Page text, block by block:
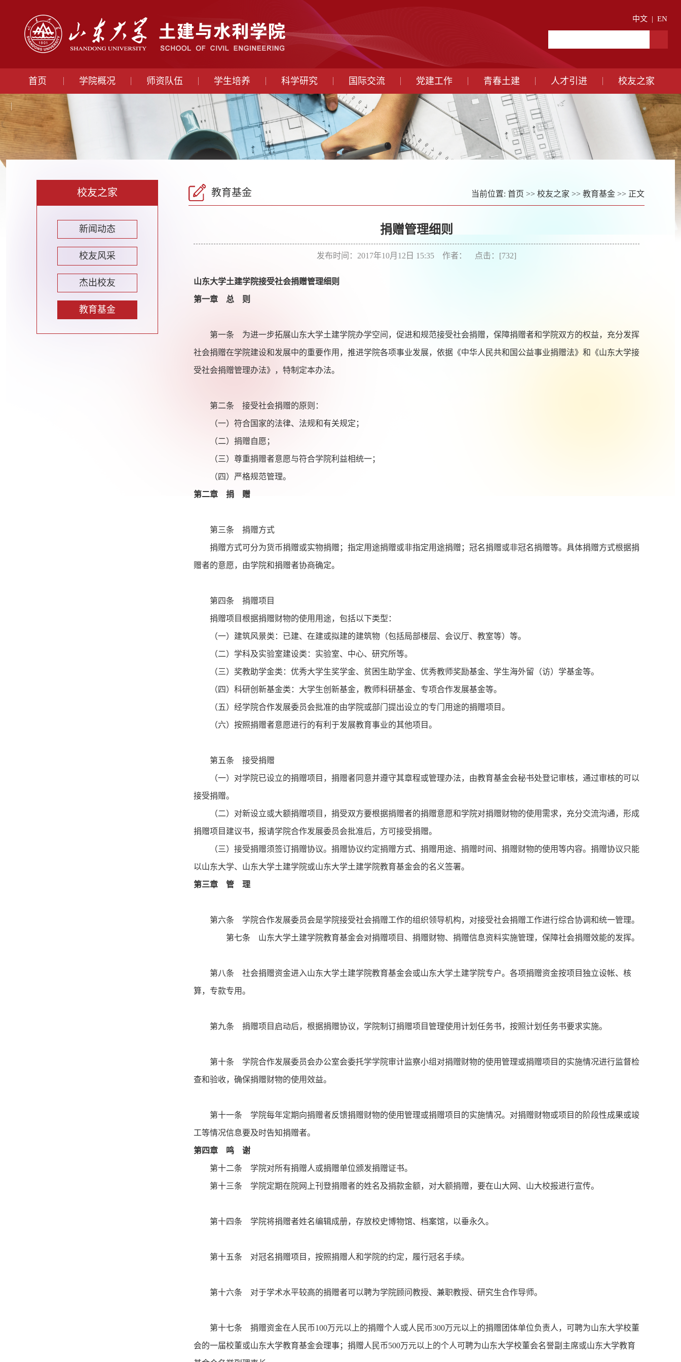
中文 | EN
首页 学院概况 师资队伍 学生培养 科学研究 国际交流 党建工作 青春土建 人才引进 校友之家
校友之家
新闻动态
校友风采
杰出校友
教育基金
教育基金 当前位置: 首页 >> 校友之家 >> 教育基金 >> 正文
捐赠管理细则
发布时间：2017年10月12日 15:35 作者： 点击：[732]
山东大学土建学院接受社会捐赠管理细则
第一章 总 则
第一条 为进一步拓展山东大学土建学院办学空间，促进和规范接受社会捐赠，保障捐赠者和学院双方的权益，充分发挥
社会捐赠在学院建设和发展中的重要作用，推进学院各项事业发展，依据《中华人民共和国公益事业捐赠法》和《山东大学接
受社会捐赠管理办法》，特制定本办法。
第二条 接受社会捐赠的原则：
（一）符合国家的法律、法规和有关规定；
（二）捐赠自愿；
（三）尊重捐赠者意愿与符合学院利益相统一；
（四）严格规范管理。
第二章 捐 赠
第三条 捐赠方式
捐赠方式可分为货币捐赠或实物捐赠；指定用途捐赠或非指定用途捐赠；冠名捐赠或非冠名捐赠等。具体捐赠方式根据捐
赠者的意愿，由学院和捐赠者协商确定。
第四条 捐赠项目
捐赠项目根据捐赠财物的使用用途，包括以下类型：
（一）建筑风景类：已建、在建或拟建的建筑物（包括局部楼层、会议厅、教室等）等。
（二）学科及实验室建设类：实验室、中心、研究所等。
（三）奖教助学金类：优秀大学生奖学金、贫困生助学金、优秀教师奖励基金、学生海外留（访）学基金等。
（四）科研创新基金类：大学生创新基金，教师科研基金、专项合作发展基金等。
（五）经学院合作发展委员会批准的由学院或部门提出设立的专门用途的捐赠项目。
（六）按照捐赠者意愿进行的有利于发展教育事业的其他项目。
第五条 接受捐赠
（一）对学院已设立的捐赠项目，捐赠者同意并遵守其章程或管理办法，由教育基金会秘书处登记审核，通过审核的可以
接受捐赠。
（二）对新设立或大额捐赠项目，捐受双方要根据捐赠者的捐赠意愿和学院对捐赠财物的使用需求，充分交流沟通，形成
捐赠项目建议书，报请学院合作发展委员会批准后，方可接受捐赠。
（三）接受捐赠须签订捐赠协议。捐赠协议约定捐赠方式、捐赠用途、捐赠时间、捐赠财物的使用等内容。捐赠协议只能
以山东大学、山东大学土建学院或山东大学土建学院教育基金会的名义签署。
第三章 管 理
第六条 学院合作发展委员会是学院接受社会捐赠工作的组织领导机构，对接受社会捐赠工作进行综合协调和统一管理。
第七条 山东大学土建学院教育基金会对捐赠项目、捐赠财物、捐赠信息资料实施管理，保障社会捐赠效能的发挥。
第八条 社会捐赠资金进入山东大学土建学院教育基金会或山东大学土建学院专户。各项捐赠资金按项目独立设帐、核
算，专款专用。
第九条 捐赠项目启动后，根据捐赠协议，学院制订捐赠项目管理使用计划任务书，按照计划任务书要求实施。
第十条 学院合作发展委员会办公室会委托学学院审计监察小组对捐赠财物的使用管理或捐赠项目的实施情况进行监督检
查和验收，确保捐赠财物的使用效益。
第十一条 学院每年定期向捐赠者反馈捐赠财物的使用管理或捐赠项目的实施情况。对捐赠财物或项目的阶段性成果或竣
工等情况信息要及时告知捐赠者。
第四章 鸣 谢
第十二条 学院对所有捐赠人或捐赠单位颁发捐赠证书。
第十三条 学院定期在院网上刊登捐赠者的姓名及捐款金额，对大额捐赠，要在山大网、山大校报进行宣传。
第十四条 学院将捐赠者姓名编辑成册，存放校史博物馆、档案馆，以垂永久。
第十五条 对冠名捐赠项目，按照捐赠人和学院的约定，履行冠名手续。
第十六条 对于学术水平较高的捐赠者可以聘为学院顾问教授、兼职教授、研究生合作导师。
第十七条 捐赠资金在人民币100万元以上的捐赠个人或人民币300万元以上的捐赠团体单位负责人，可聘为山东大学校董
会的一届校董或山东大学教育基金会理事；捐赠人民币500万元以上的个人可聘为山东大学校董会名誉副主席或山东大学教育